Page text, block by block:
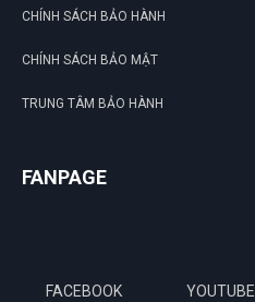
CHÍNH SÁCH BẢO HÀNH
CHÍNH SÁCH BẢO MẬT
TRUNG TÂM BẢO HÀNH
FANPAGE
FACEBOOK YOUTUBE